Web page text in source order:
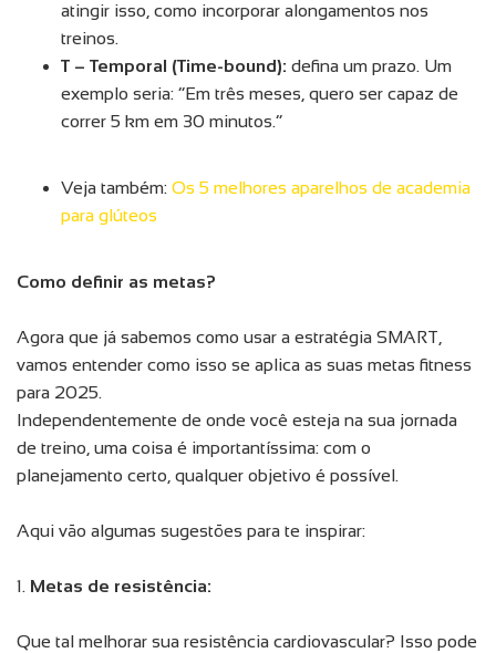
atingir isso, como incorporar alongamentos nos
treinos.
T – Temporal (Time-bound): defina um prazo. Um
exemplo seria: “Em três meses, quero ser capaz de
correr 5 km em 30 minutos.”
Veja também: Os 5 melhores aparelhos de academia
para glúteos
Como definir as metas?
Agora que já sabemos como usar a estratégia SMART,
vamos entender como isso se aplica as suas metas fitness
para 2025.
Independentemente de onde você esteja na sua jornada
de treino, uma coisa é importantíssima: com o
planejamento certo, qualquer objetivo é possível.
Aqui vão algumas sugestões para te inspirar:
1. Metas de resistência:
Que tal melhorar sua resistência cardiovascular? Isso pode